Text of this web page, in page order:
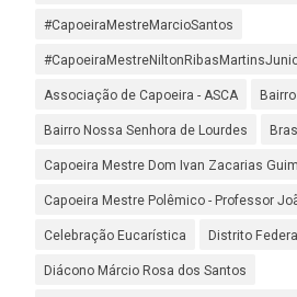
#CapoeiraMestreMarcioSantos
Associação de Capoeira - ASCA
Bairro Nossa Senhora de Lourdes
Capoeira Mestre Dom Ivan Zacarias
Capoeira Mestre Polêmico - Professor
Celebração Eucarística Distrito
Diácono Márcio Rosa dos Santos